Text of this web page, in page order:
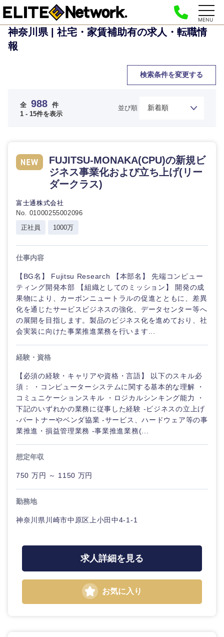
MENU
神奈川県 | 社宅・家賃補助有の求人・転職情
報
検索条件を変更する
ご希望の職種を選択してください
経営企
画・事業
企画
経営ボー
管理
SCM
ィング
すべての経営企画・事業企
画
政策渉外
ご希望の職種を選択してください
経営企画・事業企画
経営ボード
管理
ご希望の業界を選択してください
商社・卸
自動車・機械・船舶
食品・化粧品・アパレル・消費財
メディカル・ヘルスケア・ライフサイエンス
ご希望の勤務地を選択してください
北海道・東北地方
福島県
ご希望条件を入力ください
希望年収
推奨年齢
こだわり条件を入力ください
第二新卒
全 988 件
1 - 15件を表示
並び順
FUJITSU-MONAKA(CPU)の新規ビ
ジネス事業化および立ち上げ(リー
ダークラス)
富士通株式会社
No. 01000255002096
正社員
1000万
仕事内容
【BG名】 Fujitsu Research 【本部名】 先端コンピュー
ティング開発本部 【組織としてのミッション】 開発の成
果物により、カーボンニュートラルの促進とともに、差異
化を通じたサービスビジネスの強化、データセンター等へ
の展開を目指します。製品のビジネス化を進めており、社
会実装に向けた事業推進業務を行います...
経験・資格
【必須の経験・キャリアや資格・言語】 以下のスキル必
須： ・コンピューターシステムに関する基本的な理解 ・
コミュニケーションスキル ・ロジカルシンキング能力 ・
下記のいずれかの業務に従事した経験 -ビジネスの立上げ
-パートナーやベンダ協業 -サービス、ハードウェア等の事
業推進・損益管理業務 -事業推進業務(...
想定年収
750 万円 ～ 1150 万円
勤務地
神奈川県川崎市中原区上小田中4-1-1
求人詳細を見る
お気に入り